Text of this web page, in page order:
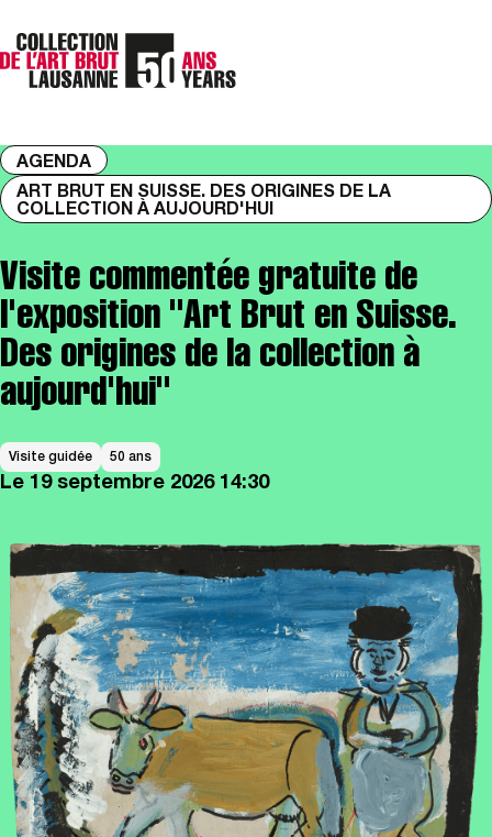
AGENDA
ART BRUT EN SUISSE. DES ORIGINES DE LA
COLLECTION À AUJOURD'HUI
Visite commentée gratuite de
l'exposition "Art Brut en Suisse.
Des origines de la collection à
aujourd'hui"
Visite guidée 50 ans
Le 19 septembre 2026 14:30